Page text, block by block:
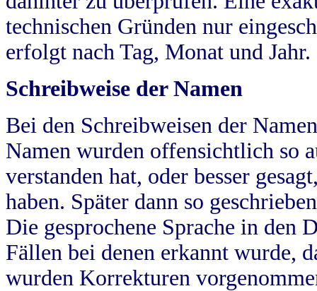
technischen Gründen nur
erfolgt nach Tag, Monat und Jahr.
Schreibweise der Namen
Bei den Schreibweisen der
Namen wurden offensichtlich so
verstanden hat, oder besser
haben. Später dann so
Die gesprochene Sprache in
Fällen bei denen erkannt wurde,
wurden Korrekturen